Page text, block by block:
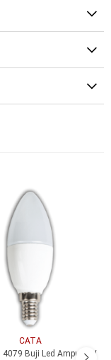
CATA
4079 Buji Led Ampul 7W